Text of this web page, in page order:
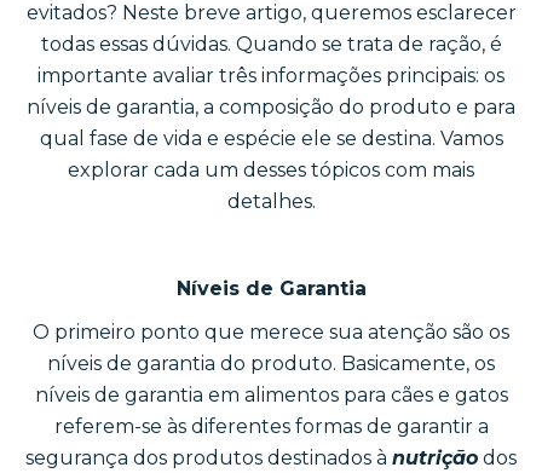
evitados? Neste breve artigo, queremos esclarecer
todas essas dúvidas. Quando se trata de ração, é
importante avaliar três informações principais: os
níveis de garantia, a composição do produto e para
qual fase de vida e espécie ele se destina. Vamos
explorar cada um desses tópicos com mais
detalhes.
Níveis de Garantia
O primeiro ponto que merece sua atenção são os
níveis de garantia do produto. Basicamente, os
níveis de garantia em alimentos para cães e gatos
referem-se às diferentes formas de garantir a
segurança dos produtos destinados à nutrição dos